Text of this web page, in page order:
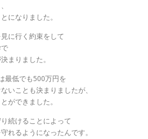
になりました。
に行く約束をして
まりました。
最低でも500万円を
いことも決まりましたが、
ができました。
続けることによって
れるようになったんです。